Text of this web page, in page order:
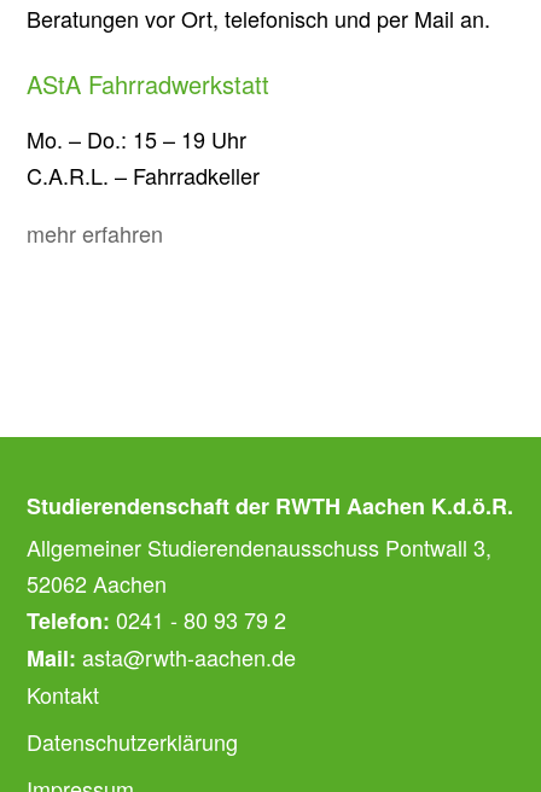
Beratungen vor Ort, telefonisch und per Mail an.
AStA Fahrradwerkstatt
Mo. – Do.: 15 – 19 Uhr
C.A.R.L. – Fahrradkeller
mehr erfahren
Studierendenschaft der RWTH Aachen K.d.ö.R.
Allgemeiner Studierendenausschuss Pontwall 3,
52062 Aachen
Telefon: 0241 - 80 93 79 2
Mail: asta@rwth-aachen.de
Kontakt
Datenschutzerklärung